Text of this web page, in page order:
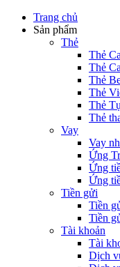
Trang chủ
Sản phẩm
Thẻ
Thẻ
Thẻ
Thẻ
Thẻ
Thẻ
Thẻ
Vay
Vay
Ứng
Ứng
Ứng
Tiền gửi
Tiền
Tiền
Tài khoản
Tài
Dịch